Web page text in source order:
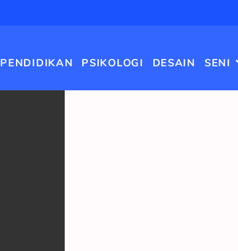
PENDIDIKAN PSIKOLOGI DESAIN SENI